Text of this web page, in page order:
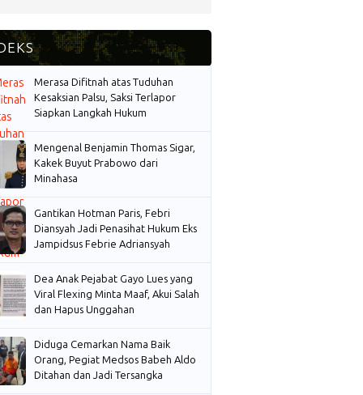
Merasa Difitnah atas Tuduhan
Kesaksian Palsu, Saksi Terlapor
Siapkan Langkah Hukum
Mengenal Benjamin Thomas Sigar,
Kakek Buyut Prabowo dari
Minahasa
Gantikan Hotman Paris, Febri
Diansyah Jadi Penasihat Hukum Eks
Jampidsus Febrie Adriansyah
Dea Anak Pejabat Gayo Lues yang
Viral Flexing Minta Maaf, Akui Salah
dan Hapus Unggahan
Diduga Cemarkan Nama Baik
Orang, Pegiat Medsos Babeh Aldo
Ditahan dan Jadi Tersangka